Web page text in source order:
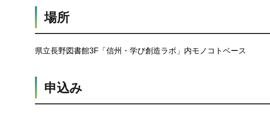
場所
県立長野図書館3F「信州・学び創造ラボ」内モノコトベース
申込み